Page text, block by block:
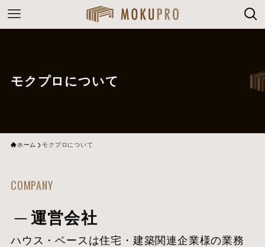
モクプロについて
ホーム モクプロについて
COMPANY
運営会社
ハウス・ベースは住宅・建築関連企業様の業務